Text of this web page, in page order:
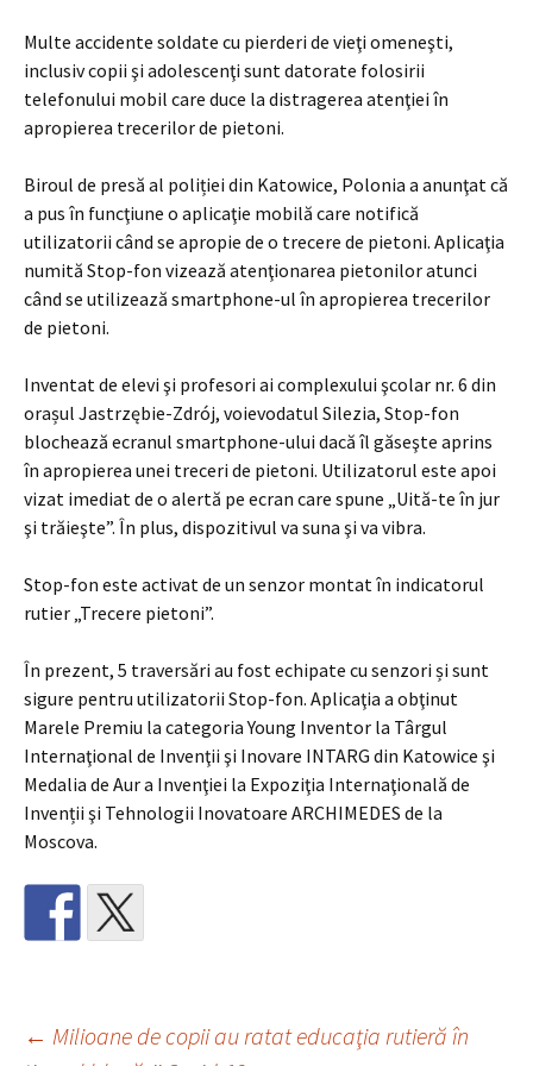
Multe accidente soldate cu pierderi de vieţi omeneşti,
inclusiv copii şi adolescenţi sunt datorate folosirii
telefonului mobil care duce la distragerea atenţiei în
apropierea trecerilor de pietoni.
Biroul de presă al poliției din Katowice, Polonia a anunţat că
a pus în funcţiune o aplicaţie mobilă care notifică
utilizatorii când se apropie de o trecere de pietoni. Aplicaţia
numită Stop-fon vizează atenţionarea pietonilor atunci
când se utilizează smartphone-ul în apropierea trecerilor
de pietoni.
Inventat de elevi şi profesori ai complexului şcolar nr. 6 din
orașul Jastrzębie-Zdrój, voievodatul Silezia, Stop-fon
blochează ecranul smartphone-ului dacă îl găseşte aprins
în apropierea unei treceri de pietoni. Utilizatorul este apoi
vizat imediat de o alertă pe ecran care spune „Uită-te în jur
şi trăieşte”. În plus, dispozitivul va suna şi va vibra.
Stop-fon este activat de un senzor montat în indicatorul
rutier „Trecere pietoni”.
În prezent, 5 traversări au fost echipate cu senzori și sunt
sigure pentru utilizatorii Stop-fon. Aplicaţia a obţinut
Marele Premiu la categoria Young Inventor la Târgul
Internaţional de Invenţii şi Inovare INTARG din Katowice şi
Medalia de Aur a Invenţiei la Expoziţia Internaţională de
Invenții şi Tehnologii Inovatoare ARCHIMEDES de la
Moscova.
← Milioane de copii au ratat educaţia rutieră în